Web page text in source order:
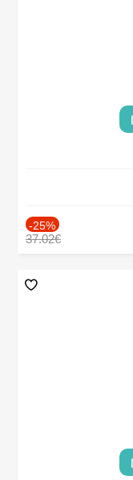
-25%
37.02€